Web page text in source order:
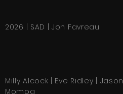
2026 | SAD | Jon Favreau
Milly Alcock | Eve Ridley | Jason
Momoa